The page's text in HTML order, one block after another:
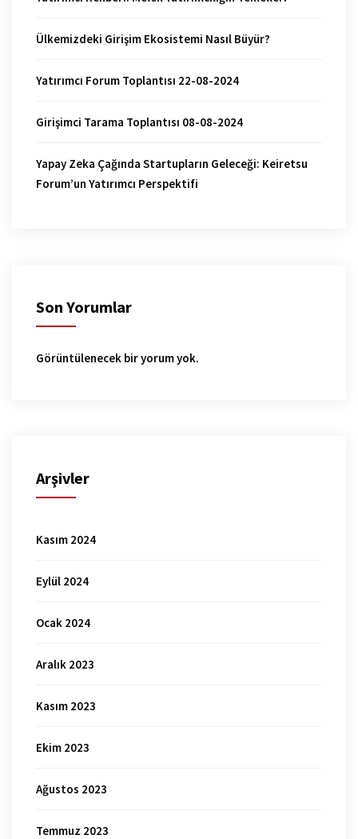
Ülkemizdeki Girişim Ekosistemi Nasıl Büyür?
Yatırımcı Forum Toplantısı 22-08-2024
Girişimci Tarama Toplantısı 08-08-2024
Yapay Zeka Çağında Startupların Geleceği: Keiretsu
Forum’un Yatırımcı Perspektifi
Son Yorumlar
Görüntülenecek bir yorum yok.
Arşivler
Kasım 2024
Eylül 2024
Ocak 2024
Aralık 2023
Kasım 2023
Ekim 2023
Ağustos 2023
Temmuz 2023